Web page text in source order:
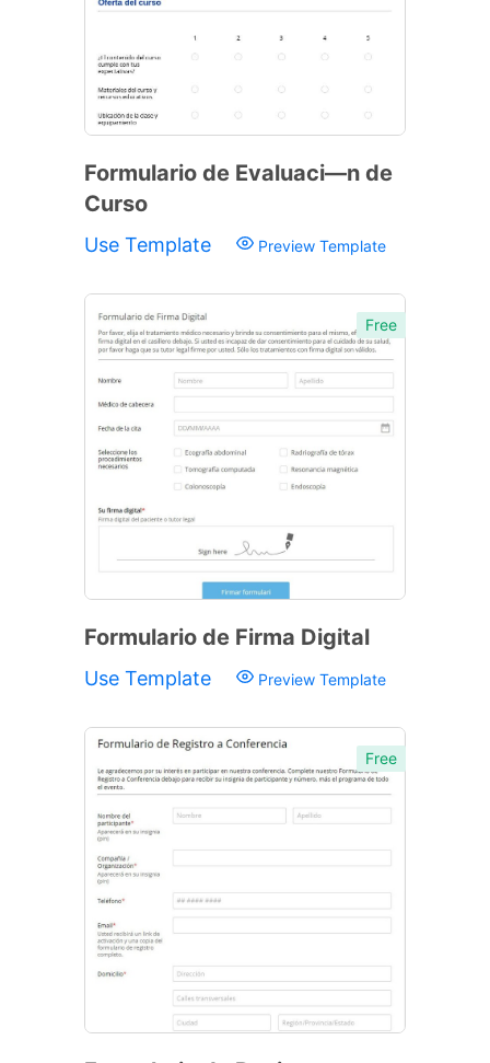
Formulario de Evaluaci—n de
Curso
Use Template Preview Template
Free
Formulario de Firma Digital
Use Template Preview Template
Free